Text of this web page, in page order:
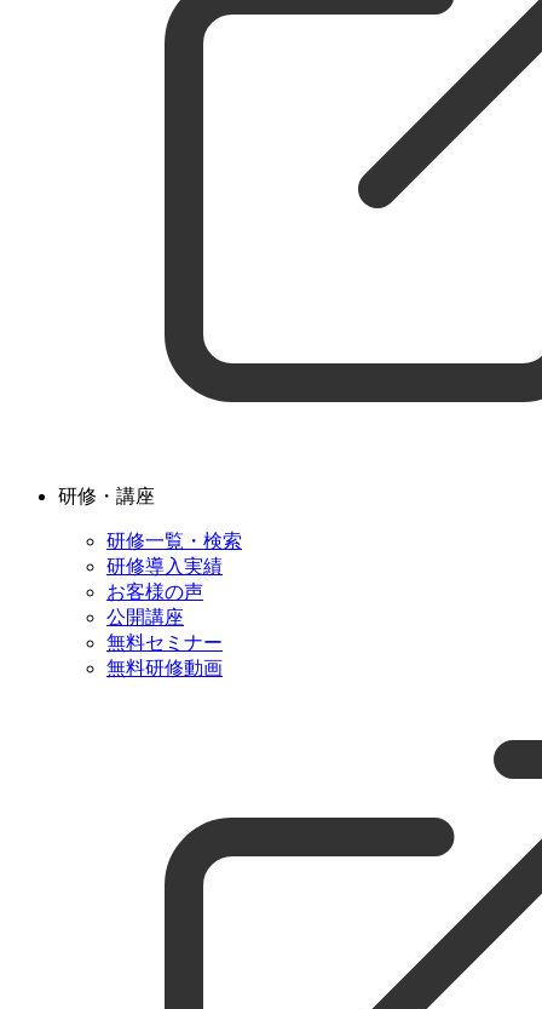
研修・講座
研修一覧・検索
研修導入実績
お客様の声
公開講座
無料セミナー
無料研修動画